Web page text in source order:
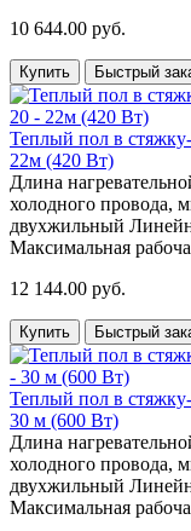
10 644.00 руб.
Купить Быстрый
Теплый пол в
22м (420 Вт)
Длина
холодного провода,
двухжильный
Максимальная
12 144.00 руб.
Купить Быстрый
Теплый пол в
30 м (600 Вт)
Длина
холодного провода,
двухжильный
Максимальная